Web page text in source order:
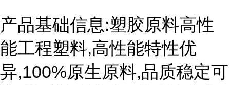
产品基础信息:塑胶原料高性
能工程塑料,高性能特性优
异,100%原生原料,品质稳定可